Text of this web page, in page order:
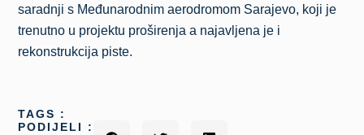
saradnji s Međunarodnim aerodromom Sarajevo, koji je
trenutno u projektu proširenja a najavljena je i
rekonstrukcija piste.
TAGS :
PODIJELI :